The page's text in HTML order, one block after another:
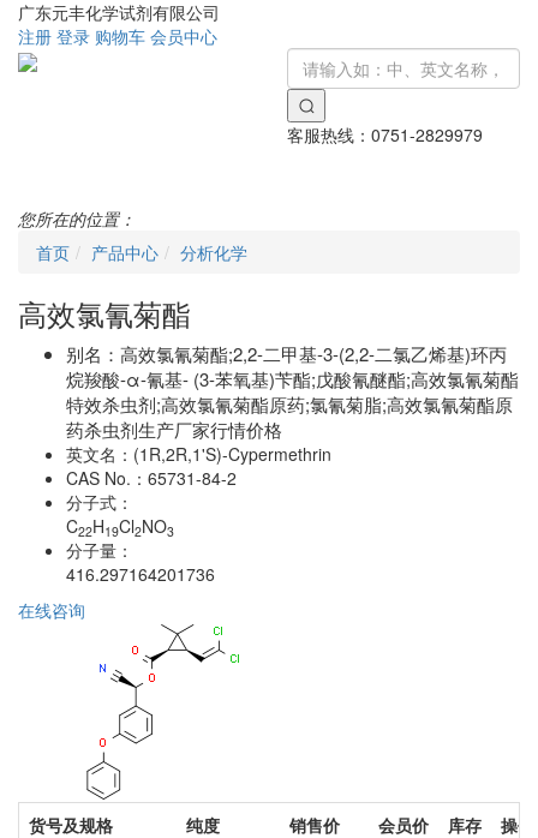
广东元丰化学试剂有限公司
注册 登录 购物车 会员中心
客服热线： 0751-2829979
您所在的位置：
首页
产品中心 分析化学
高效氯氰菊酯
别名： 高效氯氰菊酯;2,2-二甲基-3-(2,2-二氯乙烯基)环丙
烷羧酸-α-氰基- (3-苯氧基)苄酯;戊酸氰醚酯;高效氯氰菊酯
特效杀虫剂;高效氯氰菊酯原药;氯氰菊脂;高效氯氰菊酯原
药杀虫剂生产厂家行情价格
英文名： (1R,2R,1'S)-Cypermethrin
CAS No.： 65731-84-2
分子式：
C22H19Cl2NO3
分子量：
416.297164201736
在线咨询
货号及规格 纯度 销售价 会员价 库存
操作